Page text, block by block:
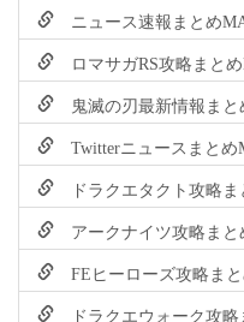
ニュース速報まとめ
ロマサガRS攻略まと
鬼滅の刃最新情報まと
Twitterニュースまとめ
ドラクエタクト攻略ま
アークナイツ攻略まと
FEヒーローズ攻略ま
ドラクエウォーク攻略